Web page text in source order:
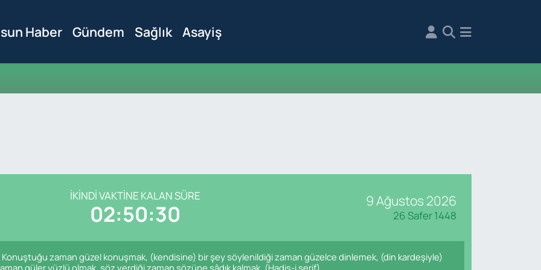
Haber Gündem Sağlık Asayiş
İKINDI VAKTINE KALAN SÜRE
02:50:30 9 Ağustos 2026
26 Safer 1448
Konuştuğu zaman güzel konuşmak, (kendisine) bir şey söylenildiği zaman güzelce dinlemek, (din kardeşiyle)